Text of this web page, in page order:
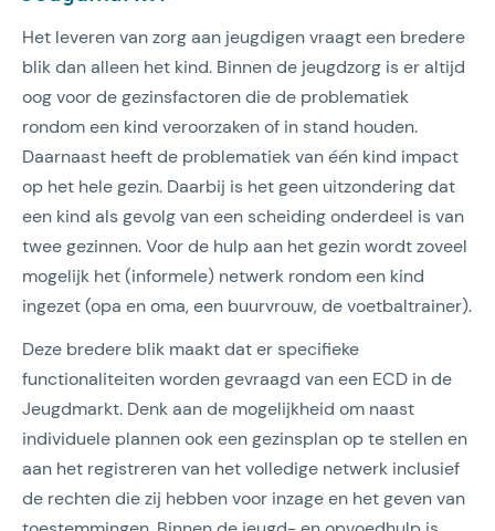
Het leveren van zorg aan jeugdigen vraagt een bredere
blik dan alleen het kind. Binnen de jeugdzorg is er altijd
oog voor de gezinsfactoren die de problematiek
rondom een kind veroorzaken of in stand houden.
Daarnaast heeft de problematiek van één kind impact
op het hele gezin. Daarbij is het geen uitzondering dat
een kind als gevolg van een scheiding onderdeel is van
twee gezinnen. Voor de hulp aan het gezin wordt zoveel
mogelijk het (informele) netwerk rondom een kind
ingezet (opa en oma, een buurvrouw, de voetbaltrainer).
Deze bredere blik maakt dat er specifieke
functionaliteiten worden gevraagd van een ECD in de
Jeugdmarkt. Denk aan de mogelijkheid om naast
individuele plannen ook een gezinsplan op te stellen en
aan het registreren van het volledige netwerk inclusief
de rechten die zij hebben voor inzage en het geven van